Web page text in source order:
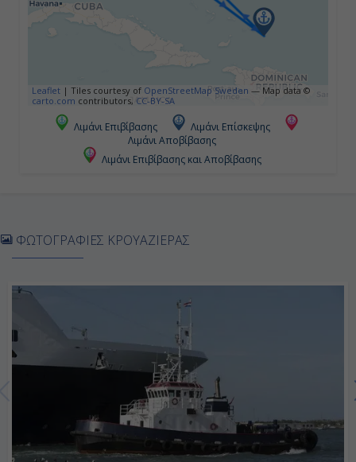
Εν Πλω
Πορτ Κανάβεραλ - Ορλάντο, Η.Π.Α.
Leaflet | Tiles courtesy of OpenStreetMap Sweden — Map data ©
carto.com contributors, CC-BY-SA
Λιμάνι Επιβίβασης
Λιμάνι Επίσκεψης
Λιμάνι Αποβίβασης
Λιμάνι Επιβίβασης και Αποβίβασης
ΦΩΤΟΓΡΑΦΙΕΣ ΚΡΟΥΑΖΙΕΡΑΣ